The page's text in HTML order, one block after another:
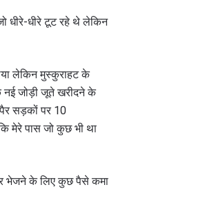
धीरे-धीरे टूट रहे थे लेकिन
लेकिन मुस्कुराहट के
नई जोड़ी जूते खरीदने के
पैर सड़कों पर 10
मेरे पास जो कुछ भी था
भेजने के लिए कुछ पैसे कमा